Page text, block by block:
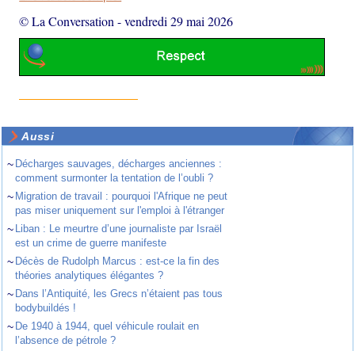
© La Conversation -vendredi 29 mai 2026
Aussi
~ Décharges sauvages, décharges anciennes :
comment surmonter la tentation de l’oubli ?
~ Migration de travail : pourquoi l'Afrique ne peut
pas miser uniquement sur l'emploi à l'étranger
~ Liban : Le meurtre d’une journaliste par Israël
est un crime de guerre manifeste
~ Décès de Rudolph Marcus : est-ce la fin des
théories analytiques élégantes ?
~ Dans l’Antiquité, les Grecs n’étaient pas tous
bodybuildés !
~ De 1940 à 1944, quel véhicule roulait en
l’absence de pétrole ?